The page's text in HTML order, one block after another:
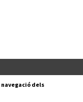
Segueix-nos a:
dels